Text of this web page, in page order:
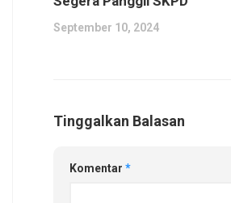
September 10, 2024
Tinggalkan Balasan
Komentar *